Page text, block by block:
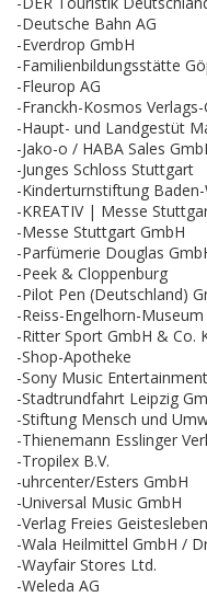
-Deutsche Bahn AG
-Everdrop GmbH
-Familienbildungsstätte
-Fleurop AG
-Franckh-Kosmos
-Haupt- und Landgestüt
-Jako-o / HABA Sales
-Junges Schloss Stuttgart
-Kinderturnstiftung
-KREATIV | Messe
-Messe Stuttgart GmbH
-Parfümerie Douglas
-Peek & Cloppenburg
-Pilot Pen (Deutschland)
-Reiss-Engelhorn-
-Ritter Sport GmbH & Co.
-Shop-Apotheke
-Sony Music
-Stadtrundfahrt Leipzig
-Stiftung Mensch und
-Thienemann Esslinger
-Tropilex B.V.
-uhrcenter/Esters GmbH
-Universal Music GmbH
-Verlag Freies
-Wala Heilmittel GmbH /
-Wayfair Stores Ltd.
-Weleda AG